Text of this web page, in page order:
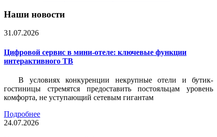
Наши новости
31.07.2026
Цифровой сервис в мини-отеле: ключевые функции
интерактивного ТВ
В условиях конкуренции некрупные отели и бутик-
гостиницы стремятся предоставить постояльцам уровень
комфорта, не уступающий сетевым гигантам
Подробнее
24.07.2026